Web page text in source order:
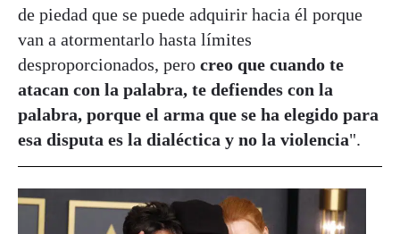
de piedad que se puede adquirir hacia él porque
van a atormentarlo hasta límites
desproporcionados, pero creo que cuando te
atacan con la palabra, te defiendes con la
palabra, porque el arma que se ha elegido para
esa disputa es la dialéctica y no la violencia".